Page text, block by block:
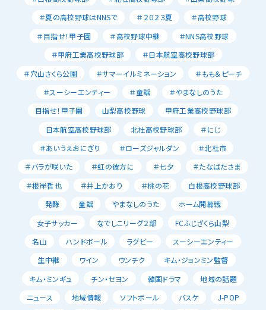
＃夏の高校野球はNNSで
＃２０２３夏
＃高校野球
＃目指せ！甲子園
＃高校野球中継
＃NNS高校野球
＃甲府工業高校野球部
＃日本航空高校野球部
＃穴山さくら公園
＃サマーイルミネーション
＃もも＆ピーチ
＃スーシーエンティー
＃童謡
＃やまなしのうた
目指せ！甲子園
山梨高校野球
甲府工業高校野球部
日本航空高校野球部
北杜高校野球部
＃にじ
＃あいうえおにぎり
＃ローズジャルダン
＃北杜市
＃バラが咲いた
＃虹の彼方に ＃七夕
＃たなばたさま
＃根岸哲也
＃井上かおり ＃桃の花
白根高校野球部
発酵
童謡 やまなしのうた
ホーム開幕戦
女子サッカー
なでしこリーグ２部
FCふじざくら山梨
名山
ハンドボール ラグビー
スーシーエンティー
生中継
ワイン ウンチク
キム・ジョンミン監督
キム・ミンギュ
チン・セヨン 韓国ドラマ
地域の話題
ニュース
地域情報 ソフトボール バスケ
J-POP